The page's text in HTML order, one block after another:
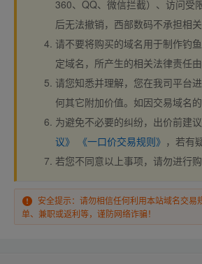
360、QQ、微信拦截）、访问受
后无法撤销，西部数码不承担相关
请不要将购买的域名用于制作钓
定域名，所产生的相关法律责任由
请您知悉并理解，您在我司平台
何其它附加价值。如因交易域名
为避免不必要的纠纷，出价前建
议》
《一口价交易规则》 ，若有
若您不同意以上事项，请勿进行
安全提示：请勿相信任何利用本站域名交
单、兼职或返利等，谨防网络诈骗！